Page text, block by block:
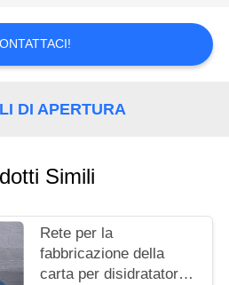
DI APERTURA
Simili
Rete per la
fabbricazione della
carta per disidratatori,